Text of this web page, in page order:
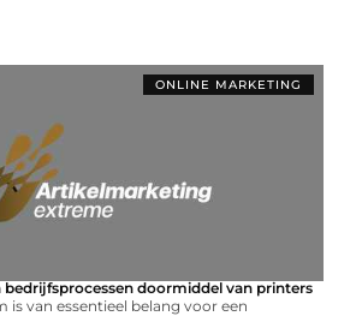
ONLINE MARKETING
bedrijfsprocessen doormiddel van printers
is van essentieel belang voor een